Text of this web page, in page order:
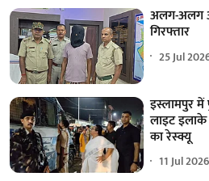
अलग-अलग
गिरफ्तार
25 Jul
इस्लामपुर में
लाइट
का रेस्क्यू
11 Jul 2026